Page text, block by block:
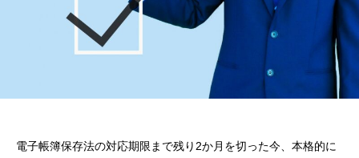
【2024年1月最新】改正電帳法の総まとめ
【ついに判明！？
電子帳簿保存法の対応期限まで残り2か月を切った今、本格的に